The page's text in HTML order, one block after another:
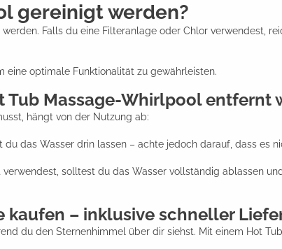
gereinigt werden?
Falls du eine Filteranlage oder Chlor verwendest,
optimale Funktionalität zu gewährleisten.
Tub Massage-Whirlpool entfernt
hängt von der Nutzung ab:
das Wasser drin lassen – achte jedoch darauf, dass es
solltest du das Wasser vollständig ablassen
– inklusive schneller
du den Sternenhimmel über dir siehst. Mit einem Hot